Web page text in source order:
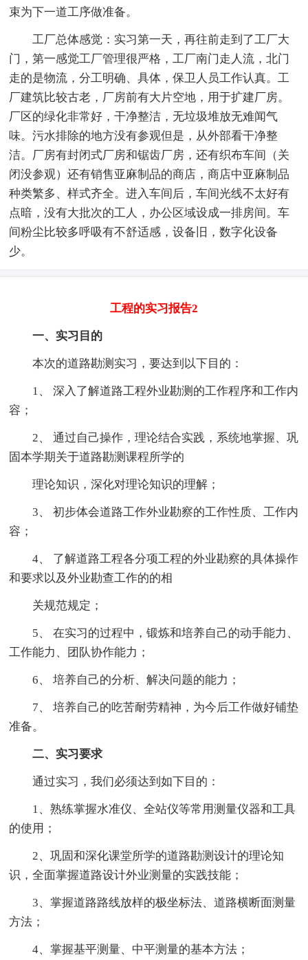
束为下一道工序做准备。
工厂总体感觉：实习第一天，再往前走到了工厂大
门，第一感觉工厂管理很严格，工厂南门走人流，北门
走的是物流，分工明确、具体，保卫人员工作认真。工
厂建筑比较古老，厂房前有大片空地，用于扩建厂房。
厂区的绿化非常好，干净整洁，无垃圾堆放无难闻气
味。污水排除的地方没有参观但是，从外部看干净整
洁。厂房有封闭式厂房和锯齿厂房，还有织布车间（关
闭没参观）还有销售亚麻制品的商店，商店中亚麻制品
种类繁多、样式齐全。进入车间后，车间光线不太好有
点暗，没有大批次的工人，办公区域设成一排房间。车
间粉尘比较多呼吸有不舒适感，设备旧，数字化设备
少。
工程的实习报告2
一、实习目的
本次的道路勘测实习，要达到以下目的：
1、 深入了解道路工程外业勘测的工作程序和工作内
容；
2、 通过自己操作，理论结合实践，系统地掌握、巩
固本学期关于道路勘测课程所学的
理论知识，深化对理论知识的理解；
3、 初步体会道路工作外业勘察的工作性质、工作内
容；
4、 了解道路工程各分项工程的外业勘察的具体操作
和要求以及外业勘查工作的的相
关规范规定；
5、 在实习的过程中，锻炼和培养自己的动手能力、
工作能力、团队协作能力；
6、 培养自己的分析、解决问题的能力；
7、 培养自己的吃苦耐劳精神，为今后工作做好铺垫
准备。
二、实习要求
通过实习，我们必须达到如下目的：
1、熟练掌握水准仪、全站仪等常用测量仪器和工具
的使用；
2、巩固和深化课堂所学的道路勘测设计的理论知
识，全面掌握道路设计外业测量的实践技能；
3、掌握道路路线放样的极坐标法、道路横断面测量
方法；
4、掌握基平测量、中平测量的基本方法；